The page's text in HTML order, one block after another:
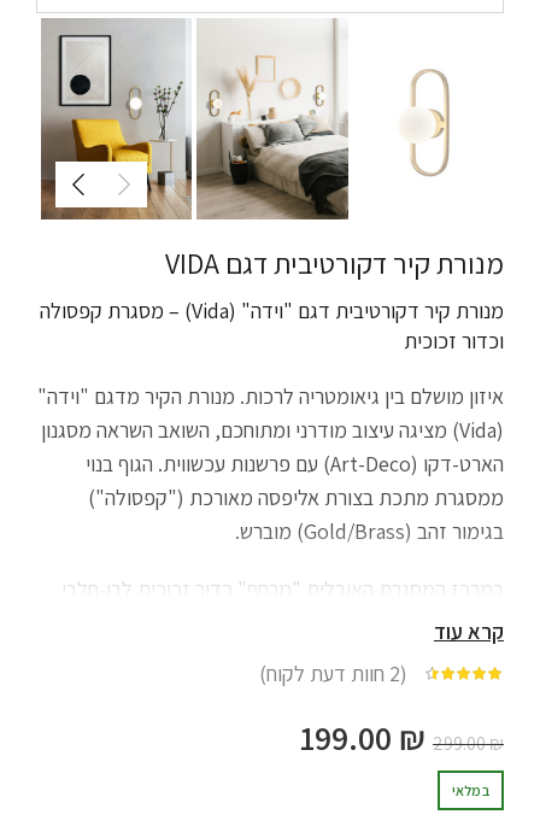
מנורת קיר דקורטיבית דגם VIDA
מנורת קיר דקורטיבית דגם "וידה" (Vida) – מסגרת קפסולה
וכדור זכוכית
איזון מושלם בין גיאומטריה לרכות. מנורת הקיר מדגם "וידה"
(Vida) מציגה עיצוב מודרני ומתוחכם, השואב השראה מסגנון
הארט-דקו (Art-Deco) עם פרשנות עכשווית. הגוף בנוי
ממסגרת מתכת בצורת אליפסה מאורכת ("קפסולה")
בגימור זהב (Gold/Brass) מוברש.
במרכז המסגרת האובלית "מרחף" כדור זכוכית לבן-חלבי
התאורה ומפזר אותה בצורה נעימה ואחידה לכל הכיוונים.
הצורה הסימטרית והנקייה הופכת את ה"וידה" לפתרון
אידיאלי ליצירת מראה מסודר ומאורגן: היא נראית נפלא כזוג
בצידי המיטה בחדר השינה, לאורך מסדרונות, או על עמודים
קרא עוד
(
2 חוות דעת לקוח)
299.00₪
199.00 ₪
במלאי